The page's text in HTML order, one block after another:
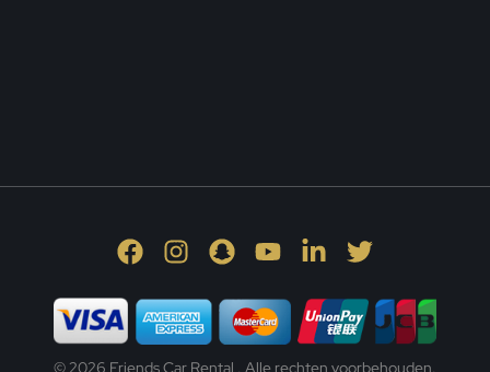
© 2026 Friends Car Rental . Alle rechten voorbehouden.